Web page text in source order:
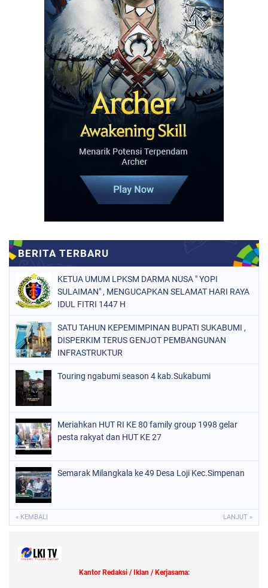
KETUA UMUM LPKSM DARMA NUSA " YOPI
SULAIMAN" , MENGUCAPKAN SELAMAT HARI RAYA
IDUL FITRI 1447 H
SATU TAHUN KEPEMIMPINAN BUPATI SUKABUMI ,
DISPERKIM TERUS GENJOT PEMBANGUNAN
INFRASTRUKTUR
Touring ngabumi season 4 kab.Sukabumi
Meriahkan HUT RI KE 80 family group 1998 gelar
pesta rakyat dan HUT KE 27
Semarak Milangkala ke 49 Desa Loji Kec.Simpenan
« KEMBALI LANJUT »
Kantor Redaksi / Iklan / Kerjasama: